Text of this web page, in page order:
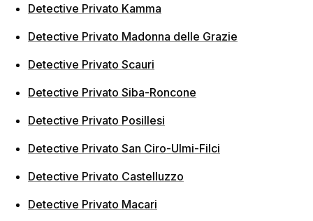
Detective Privato Kamma
Detective Privato Madonna delle Grazie
Detective Privato Scauri
Detective Privato Siba-Roncone
Detective Privato Posillesi
Detective Privato San Ciro-Ulmi-Filci
Detective Privato Castelluzzo
Detective Privato Macari